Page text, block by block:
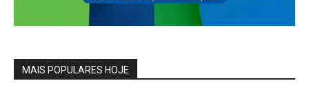
MAIS POPULARES HOJE